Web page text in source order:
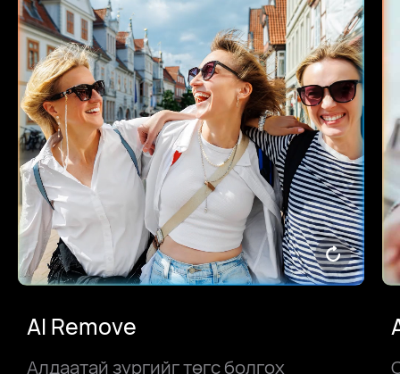
AI Remove
Алдаатай зургийг төгс болгох